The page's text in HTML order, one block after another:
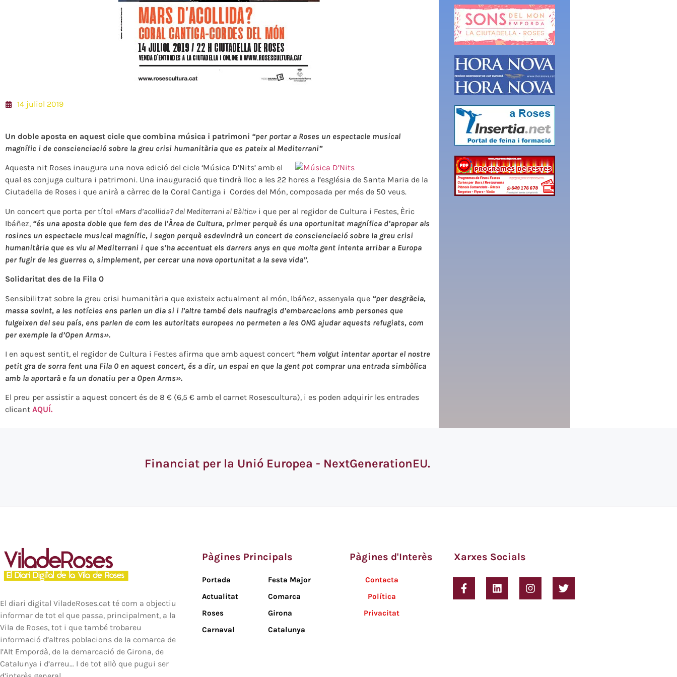
14 juliol 2019
Un doble aposta en aquest cicle que combina música i patrimoni “per portar a Roses un espectacle musical
magnífic i de conscienciació sobre la greu crisi humanitària que es pateix al Mediterrani”
Aquesta nit Roses inaugura una nova edició del cicle ‘Música D’Nits’ amb el
qual es conjuga cultura i patrimoni. Una inauguració que tindrà lloc a les 22 hores a l’església de Santa Maria de la
Ciutadella de Roses i que anirà a càrrec de la Coral Cantiga i Cordes del Món, composada per més de 50 veus.
Un concert que porta per títol «Mars d’acollida? del Mediterrani al Bàltic» i que per al regidor de Cultura i Festes, Èric
Ibáñez, “és una aposta doble que fem des de l’Àrea de Cultura, primer perquè és una oportunitat magnífica d’apropar als
rosincs un espectacle musical magnífic, i segon perquè esdevindrà un concert de conscienciació sobre la greu crisi
humanitària que es viu al Mediterrani i que s’ha accentuat els darrers anys en que molta gent intenta arribar a Europa
per fugir de les guerres o, simplement, per cercar una nova oportunitat a la seva vida”.
Solidaritat des de la Fila 0
Sensibilitzat sobre la greu crisi humanitària que existeix actualment al món, Ibáñez, assenyala que “per desgràcia,
massa sovint, a les notícies ens parlen un dia si i l’altre també dels naufragis d’embarcacions amb persones que
fulgeixen del seu país, ens parlen de com les autoritats europees no permeten a les ONG ajudar aquests refugiats, com
per exemple la d’Open Arms».
I en aquest sentit, el regidor de Cultura i Festes afirma que amb aquest concert “hem volgut intentar aportar el nostre
petit gra de sorra fent una Fila 0 en aquest concert, és a dir, un espai en que la gent pot comprar una entrada simbòlica
amb la aportarà e fa un donatiu per a Open Arms».
El preu per assistir a aquest concert és de 8 € (6,5 € amb el carnet Rosescultura), i es poden adquirir les entrades
clicant AQUÍ.
Financiat per la Unió Europea - NextGenerationEU.
El diari digital ViladeRoses.cat té com a objectiu
informar de tot el que passa, principalment, a la
Vila de Roses, tot i que també trobareu
informació d’altres poblacions de la comarca de
l’Alt Empordà, de la demarcació de Girona, de
Catalunya i d’arreu… I de tot allò que pugui ser
Pàgines Principals
Portada
Actualitat
Roses
Carnaval
Festa Major
Comarca
Girona
Catalunya
Pàgines d'Interès
Contacta
Política
Privacitat
Xarxes Socials